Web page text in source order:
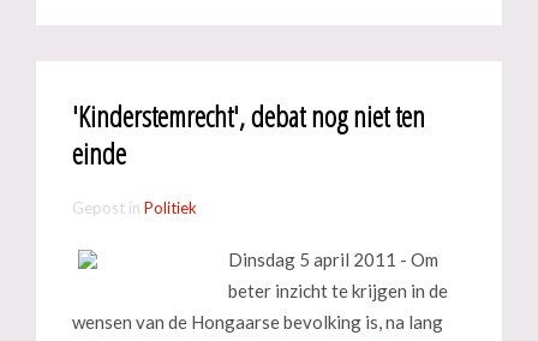
'Kinderstemrecht', debat nog niet ten
einde
Gepost in Politiek
Dinsdag 5 april 2011 - Om
beter inzicht te krijgen in de
wensen van de Hongaarse bevolking is, na lang